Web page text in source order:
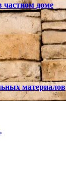
частном доме
материалов